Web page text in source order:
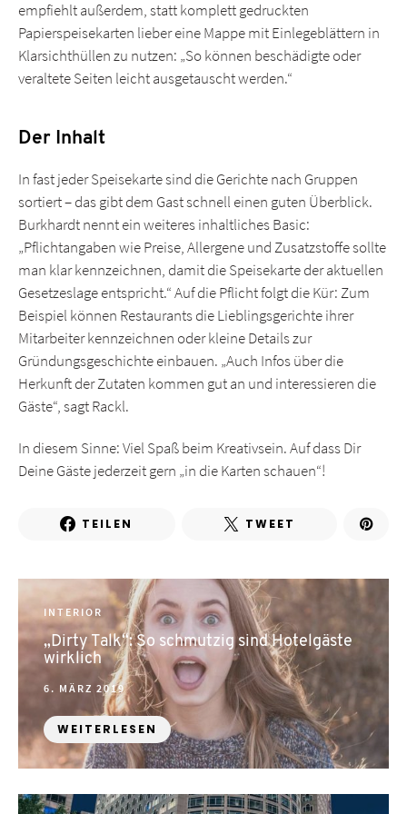
empfiehlt außerdem, statt komplett gedruckten
Papierspeisekarten lieber eine Mappe mit Einlegeblättern in
Klarsichthüllen zu nutzen: „So können beschädigte oder
veraltete Seiten leicht ausgetauscht werden.“
Der Inhalt
In fast jeder Speisekarte sind die Gerichte nach Gruppen
sortiert – das gibt dem Gast schnell einen guten Überblick.
Burkhardt nennt ein weiteres inhaltliches Basic:
„Pflichtangaben wie Preise, Allergene und Zusatzstoffe sollte
man klar kennzeichnen, damit die Speisekarte der aktuellen
Gesetzeslage entspricht.“ Auf die Pflicht folgt die Kür: Zum
Beispiel können Restaurants die Lieblingsgerichte ihrer
Mitarbeiter kennzeichnen oder kleine Details zur
Gründungsgeschichte einbauen. „Auch Infos über die
Herkunft der Zutaten kommen gut an und interessieren die
Gäste“, sagt Rackl.
In diesem Sinne: Viel Spaß beim Kreativsein. Auf dass Dir
Deine Gäste jederzeit gern „in die Karten schauen“!
TEILEN TWEET
INTERIOR
„Dirty Talk“: So schmutzig sind Hotelgäste
wirklich
POSTED
6. MÄRZ 2019
WEITERLESEN